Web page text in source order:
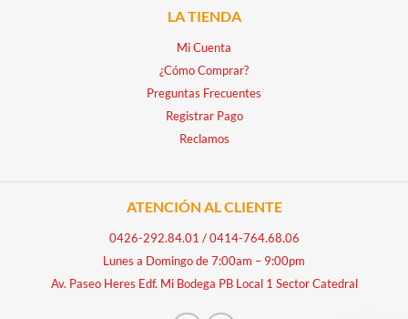
LA TIENDA
Mi Cuenta
¿Cómo Comprar?
Preguntas Frecuentes
Registrar Pago
Reclamos
ATENCIÓN AL CLIENTE
0426-292.84.01 /0414-764.68.06
Lunes a Domingo de 7:00am – 9:00pm
Av. Paseo Heres Edf. Mi Bodega PB Local 1 Sector Catedral